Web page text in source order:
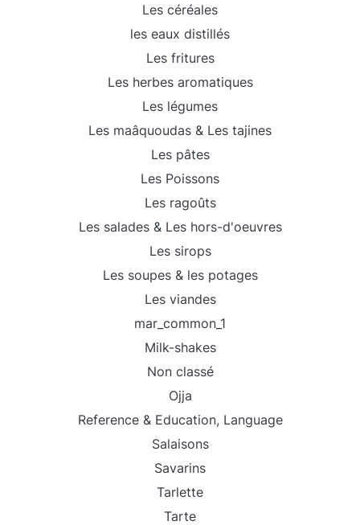
Les céréales
les eaux distillés
Les fritures
Les herbes aromatiques
Les légumes
Les maâquoudas & Les tajines
Les pâtes
Les Poissons
Les ragoûts
Les salades & Les hors-d'oeuvres
Les sirops
Les soupes & les potages
Les viandes
mar_common_1
Milk-shakes
Non classé
Ojja
Reference & Education, Language
Salaisons
Savarins
Tarlette
Tarte